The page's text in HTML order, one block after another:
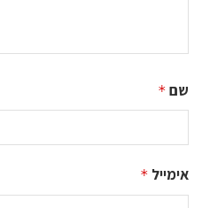
שם *
אימייל *